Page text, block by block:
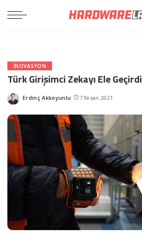
INOVASYON
Türk Girişimci Zekayı Ele Geçirdi
Posted
Erdinç Akkoyunlu 7 Nisan 2021